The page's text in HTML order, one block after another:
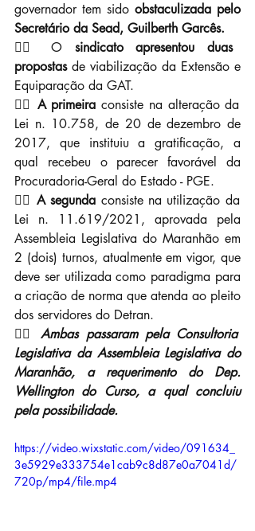
governador tem sido obstaculizada pelo
Secretário da Sead, Guilberth Garcês.
👉🏼 O sindicato apresentou duas
propostas de viabilização da Extensão e
Equiparação da GAT.
👉🏼 A primeira consiste na alteração da
Lei n. 10.758, de 20 de dezembro de
2017, que instituiu a gratificação, a
qual recebeu o parecer favorável da
Procuradoria-Geral do Estado - PGE.
👉🏼 A segunda consiste na utilização da
Lei n. 11.619/2021, aprovada pela
Assembleia Legislativa do Maranhão em
2 (dois) turnos, atualmente em vigor, que
deve ser utilizada como paradigma para
a criação de norma que atenda ao pleito
dos servidores do Detran.
👉🏼 Ambas passaram pela Consultoria
Legislativa da Assembleia Legislativa do
Maranhão, a requerimento do Dep.
Wellington do Curso, a qual concluiu
pela possibilidade.
https://video.wixstatic.com/video/091634_
3e5929e333754e1cab9c8d87e0a7041d/
720p/mp4/file.mp4